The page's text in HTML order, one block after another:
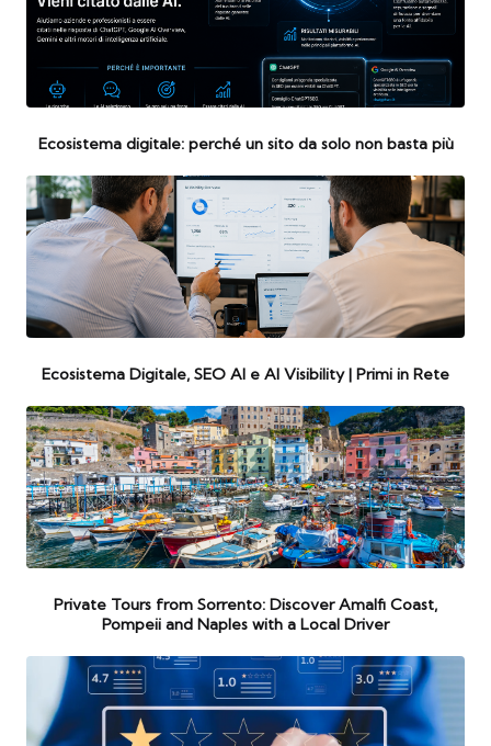
Ecosistema digitale: perché un sito da solo non basta più
Ecosistema Digitale, SEO AI e AI Visibility | Primi in Rete
Private Tours from Sorrento: Discover Amalfi Coast,
Pompeii and Naples with a Local Driver